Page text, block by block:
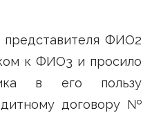
ФИО2
к ФИО3 и просило
в его пользу
договору №